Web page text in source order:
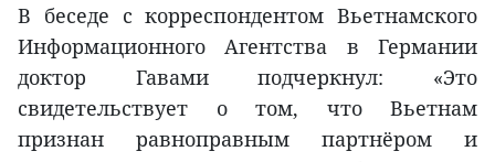
В беседе с корреспондентом Вьетнамского
Информационного Агентства в Германии
доктор Гавами подчеркнул: «Это
свидетельствует о том, что Вьетнам
признан равноправным партнёром и